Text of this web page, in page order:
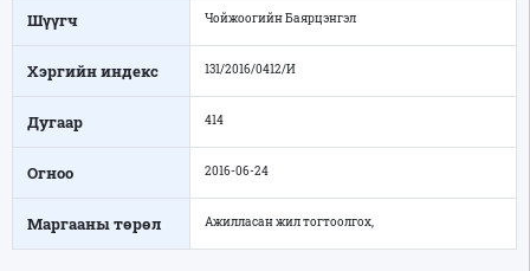
Шүүгч Чойжоогийн Баярцэнгэл
Хэргийн индекс 131/2016/0412/И
Дугаар 414
Огноо 2016-06-24
Маргааны төрөл Ажилласан жил тогтоолгох,